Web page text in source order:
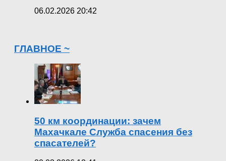
06.02.2026 20:42
ГЛАВНОЕ ~
50 км координации: зачем
Махачкале Служба спасения без
спасателей?